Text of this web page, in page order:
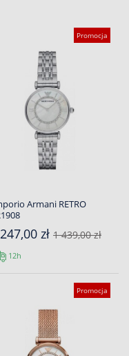
Promocja
Armani RETRO
zł 1 439,00 zł
12h
Promocja